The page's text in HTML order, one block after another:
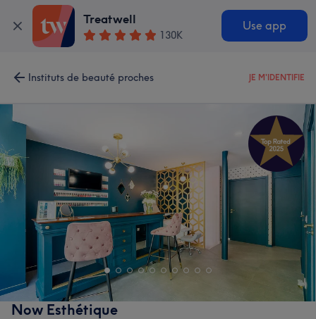
Treatwell
130K
Use app
Instituts de beauté proches JE M'IDENTIFIE
Now Esthétique